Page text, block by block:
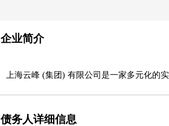
企业简介
上海云峰 (集团) 有限公司是一家多元化的
债务人详细信息